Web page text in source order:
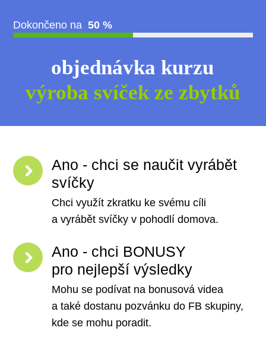
Dokončeno na 50 %
objednávka kurzu
výroba svíček ze zbytků
Ano - chci se naučit vyrábět
svíčky
Chci využít zkratku ke svému cíli
a vyrábět svíčky v pohodlí domova.
Ano - chci BONUSY
pro nejlepší výsledky
Mohu se podívat na bonusová videa
a také dostanu pozvánku do FB skupiny,
kde se mohu poradit.